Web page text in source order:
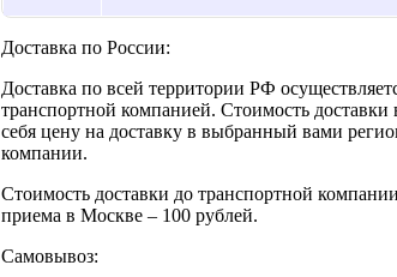
Доставка по России:
Доставка по всей территории РФ
транспортной компанией. Стоимость доставки
себя цену на доставку в выбранный вами
компании.
Стоимость доставки до транспортной
приема в Москве – 100 рублей.
Самовывоз: